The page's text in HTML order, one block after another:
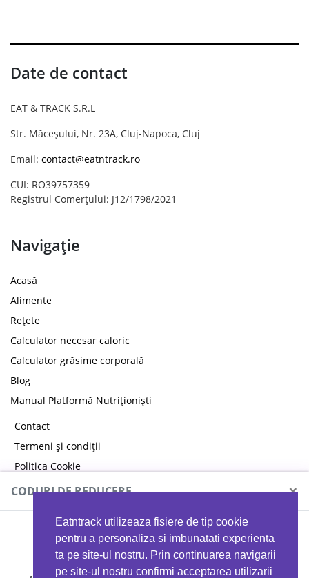
Eatntrack utilizeaza fisiere de tip cookie
pentru a personaliza si imbunatati experienta
ta pe site-ul nostru. Prin continuarea navigarii
pe site-ul nostru confirmi acceptarea utilizarii
Date de contact
EAT & TRACK S.R.L
Str. Măceșului, Nr. 23A, Cluj-Napoca, Cluj
Email: contact@eatntrack.ro
CUI: RO39757359
Registrul Comerțului: J12/1798/2021
Navigație
Acasă
Alimente
Rețete
Calculator necesar caloric
Calculator grăsime corporală
Blog
Manual Platformă Nutriționiști
Contact
Termeni și condiții
Politica Cookie
Politica de confidențialitate
CODURI DE REDUCERE ×
MYPROTEIN